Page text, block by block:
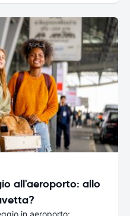
all'aeroporto: allo
in aeroporto: